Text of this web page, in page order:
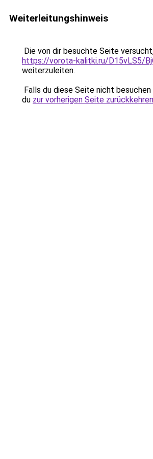
Weiterleitungshinweis
Die von dir besuchte Seite
https://vorota-kalitki.ru/D15vLS5/
weiterzuleiten.
Falls du diese Seite nicht
du zur vorherigen Seite zurückkehren